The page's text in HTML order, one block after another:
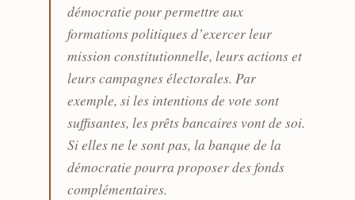
démocratie pour permettre aux
formations politiques d’exercer leur
mission constitutionnelle, leurs actions et
leurs campagnes électorales. Par
exemple, si les intentions de vote sont
suffisantes, les prêts bancaires vont de soi.
Si elles ne le sont pas, la banque de la
démocratie pourra proposer des fonds
complémentaires.